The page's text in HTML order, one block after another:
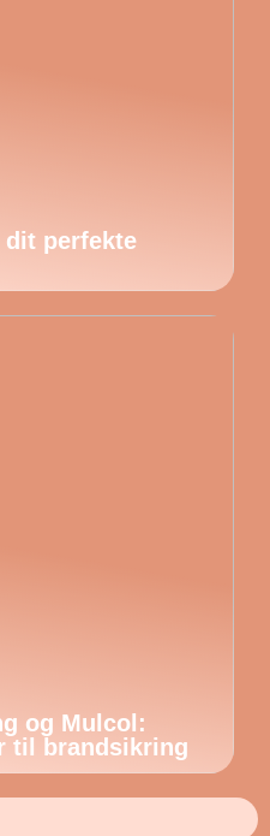
dit perfekte
og Mulcol:
til brandsikring